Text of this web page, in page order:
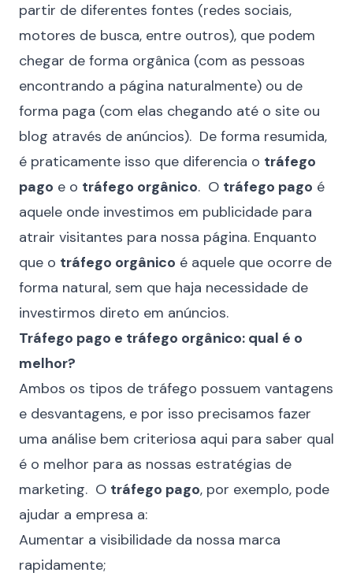
partir de diferentes fontes (redes sociais,
motores de busca, entre outros), que podem
chegar de forma orgânica (com as pessoas
encontrando a página naturalmente) ou de
forma paga (com elas chegando até o site ou
blog através de anúncios). De forma resumida,
é praticamente isso que diferencia o tráfego
pago e o tráfego orgânico. O tráfego pago é
aquele onde investimos em publicidade para
atrair visitantes para nossa página. Enquanto
que o tráfego orgânico é aquele que ocorre de
forma natural, sem que haja necessidade de
investirmos direto em anúncios.
Tráfego pago e tráfego orgânico: qual é o
melhor?
Ambos os tipos de tráfego possuem vantagens
e desvantagens, e por isso precisamos fazer
uma análise bem criteriosa aqui para saber qual
é o melhor para as nossas estratégias de
marketing. O tráfego pago, por exemplo, pode
ajudar a empresa a:
Aumentar a visibilidade da nossa marca
rapidamente;